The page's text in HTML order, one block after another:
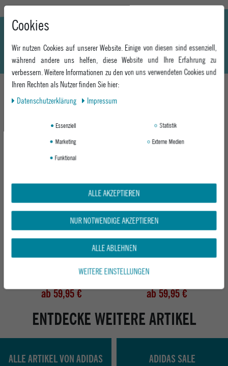
ETNIES SKATESCHUH BARGE LS
GREY/GREY/BLUE
ab 59,95 €
ETNIES SKATESCHUH BARGE LS
INDIGO
ab 59,95 €
ENTDECKE WEITERE ARTIKEL
ALLE ARTIKEL VON ADIDAS ADIDAS SALE
Cookies
Wir nutzen Cookies auf unserer Website. Einige von diesen sind essenziell,
während andere uns helfen, diese Website und Ihre Erfahrung zu
verbessern. Weitere Informationen zu den von uns verwendeten Cookies und
Ihren Rechten als Nutzer finden Sie hier:
Daten­schutz­erklärung
Impressum
Essenziell
Statistik
Marketing
Externe Medien
Funktional
ALLE AKZEPTIEREN
NUR NOTWENDIGE AKZEPTIEREN
ALLE ABLEHNEN
WEITERE EINSTELLUNGEN